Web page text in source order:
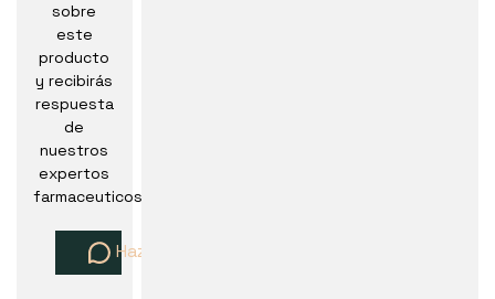
sobre
este
producto
y recibirás
respuesta
de
nuestros
expertos
farmaceuticos
Haz una pregunta